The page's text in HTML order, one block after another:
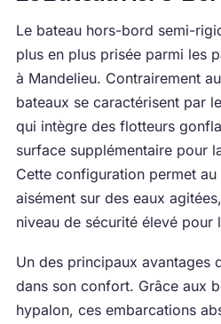
Le bateau hors-bord semi-
plus en plus prisée parmi les
à Mandelieu. Contrairement
bateaux se caractérisent par
qui intègre des flotteurs
surface supplémentaire pour
Cette configuration permet
aisément sur des eaux
niveau de sécurité élevé pour
Un des principaux avantages
dans son confort. Grâce aux
hypalon, ces embarcations